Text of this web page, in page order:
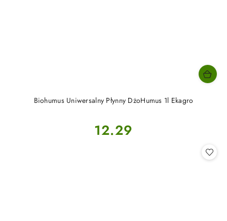
Biohumus Uniwersalny Płynny DżoHumus 1l Ekagro
Cena:
12.29